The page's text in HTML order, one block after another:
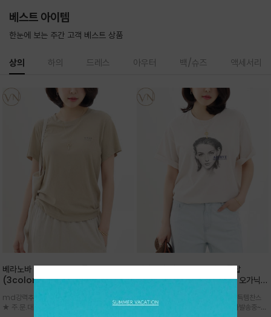
베스트 아이템
한눈에 보는 주간 고객 베스트 상품
베라노바 심플 VN13 코튼탑
(3color)*썸머 바이오 강연/ 스판 너
더더기 없이 깔끔한 무드가 매력적인
VN13 코튼 티셔츠
md강력추천 2026 신상품 ★한정 대박 세일
★ 주.문.대.폭.주 - 전컬러 인기~순차발송중
베라노바 어반 우먼 강연 코튼탑
(2color) *한여름 내내 입는 오가닉
워크 (Line Work) & 스케치/감각적
인 아트워크 프린트가 시선을 끄는 루즈
md강력추천 2026 신상품 ★대박 득템찬스
~~ 주.문.대.폭.주 - 전컬러 인기~순차발송중~★
상의 하의 드레스 아우터 백/슈즈 액세서리